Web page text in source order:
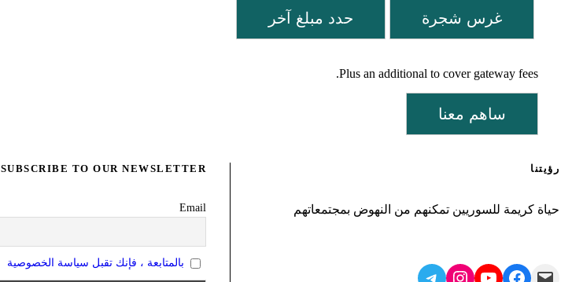
غرس شجرة حدد مبلغ آخر
Plus an additional to cover gateway fees.
ساهم معنا
رؤيتنا
حياة كريمة للسوريين تمكنهم من النهوض بمجتمعاتهم
Mail
Facebook
YouTube
Instagram
Telegram
SUBSCRIBE TO OUR NEWSLETTER
Email
بالمتابعة ، فإنك تقبل سياسة الخصوصية